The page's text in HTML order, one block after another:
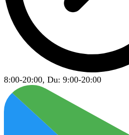
8:00-20:00, Du: 9:00-20:00